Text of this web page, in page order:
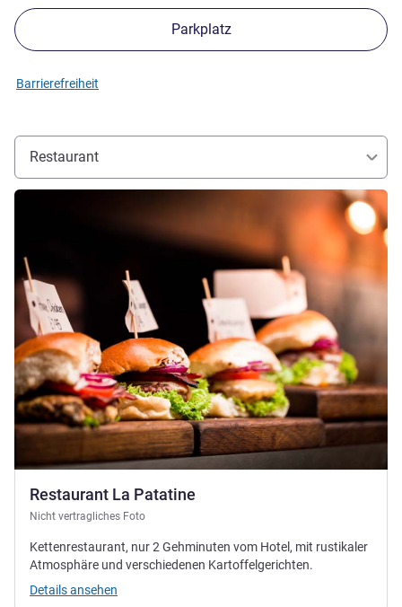
Parkplatz
Barrierefreiheit
Restaurant
Restaurant La Patatine
Nicht vertragliches Foto
Details ansehen
Kettenrestaurant, nur 2 Gehminuten vom Hotel, mit rustikaler
Atmosphäre und verschiedenen Kartoffelgerichten.
Details ansehen